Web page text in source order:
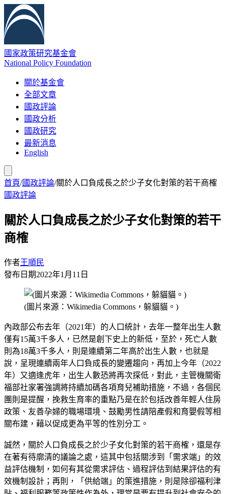
國家政策研究基金會
National Policy Foundation
關於基金會
全部文章
國政評論
國政分析
國政研究
最新消息
English
首頁/國政評論/關於人口負成長之於少子女化對策的若干商榷
國政評論
關於人口負成長之於少子女化對策的若干
商榷
作者王順民
發布日期2022年1月11日
(圖片來源：Wikimedia Commons，躲貓貓。)
內政部公布去年（2021年）的人口統計，去年一整年出生人數
僅有15萬3千多人，已然是創下史上的新低，至於，死亡人數
則為18萬3千多人，則是連續第二年高於出生人數，也就是
說，呈現連續兩年人口負成長的變遷趨向，再加上今年（2022
年）又適逢虎年，出生人數恐將再次探低，對此，主管機關衛
福部社家署強調將持續加碼各項育兒補助措施，不過，各個民
團則是提醒，挽救生育率的重點乃是在於包括改善年輕人住房
政策、友善孕婦的職場環境、鼓勵男性請陪產假和育嬰假等相
關布建，藉以促成更為平等的性別分工。
誠然，關於人口負成長之於少子女化對策的若干商榷，還是存
在著有待廓清的議論之處，這其中包括關涉到「需求端」的效
益評估機制，如何有其從需求評估、過程評估到結果評估的有
效機制設計；再則，「供給端」的策進措施，則是除卻福利津